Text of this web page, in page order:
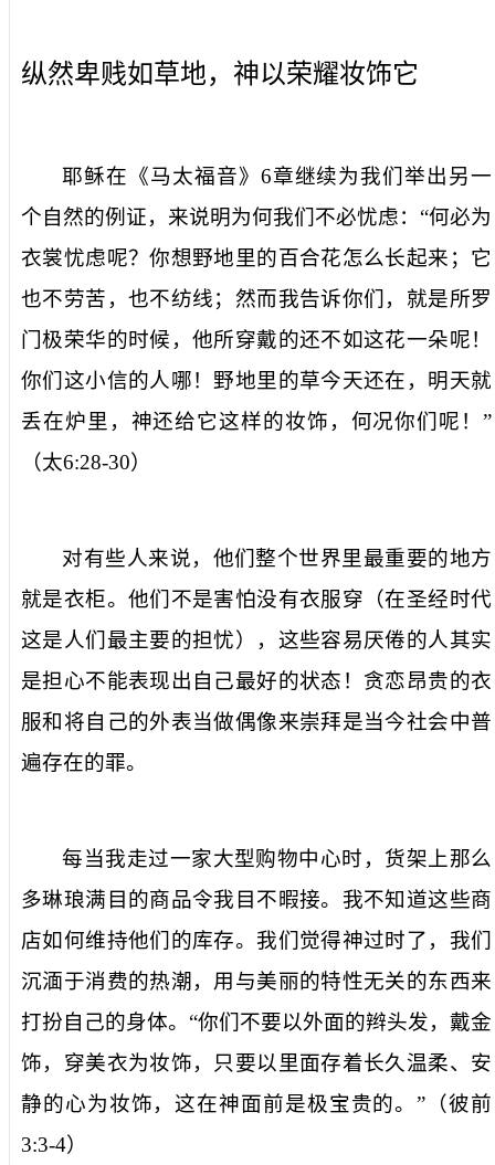
纵然卑贱如草地，神以荣耀妆饰它
耶稣在《马太福音》 6章继续为我们举出另一
个自然的例证，来说明为何我们不必忧虑：“何必为
衣裳忧虑呢？你想野地里的百合花怎么长起来；它
也不劳苦，也不纺线；然而我告诉你们，就是所罗
门极荣华的时候，他所穿戴的还不如这花一朵呢！
你们这小信的人哪！野地里的草今天还在，明天就
丢在炉里，神还给它这样的妆饰，何况你们呢！”
（太6:28-30）
对有些人来说，他们整个世界里最重要的地方
就是衣柜。他们不是害怕没有衣服穿（在圣经时代
这是人们最主要的担忧），这些容易厌倦的人其实
是担心不能表现出自己最好的状态！贪恋昂贵的衣
服和将自己的外表当做偶像来崇拜是当今社会中普
遍存在的罪。
每当我走过一家大型购物中心时，货架上那么
多琳琅满目的商品令我目不暇接。我不知道这些商
店如何维持他们的库存。我们觉得神过时了，我们
沉湎于消费的热潮，用与美丽的特性无关的东西来
打扮自己的身体。“你们不要以外面的辫头发，戴金
饰，穿美衣为妆饰，只要以里面存着长久温柔、安
静的心为妆饰，这在神面前是极宝贵的。”（彼前
3:3-4）